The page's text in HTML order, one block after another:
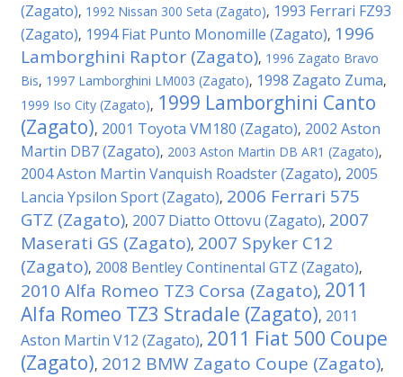
(Zagato), 1992 Nissan 300 Seta (Zagato), 1993 Ferrari FZ93
(Zagato), 1994 Fiat Punto Monomille (Zagato), 1996
Lamborghini Raptor (Zagato), 1996 Zagato Bravo
Bis, 1997 Lamborghini LM003 (Zagato), 1998 Zagato Zuma,
1999 Iso City (Zagato), 1999 Lamborghini Canto
(Zagato), 2001 Toyota VM180 (Zagato), 2002 Aston
Martin DB7 (Zagato), 2003 Aston Martin DB AR1 (Zagato),
2004 Aston Martin Vanquish Roadster (Zagato), 2005
Lancia Ypsilon Sport (Zagato), 2006 Ferrari 575
GTZ (Zagato), 2007 Diatto Ottovu (Zagato), 2007
Maserati GS (Zagato), 2007 Spyker C12
(Zagato), 2008 Bentley Continental GTZ (Zagato),
2010 Alfa Romeo TZ3 Corsa (Zagato), 2011
Alfa Romeo TZ3 Stradale (Zagato), 2011
Aston Martin V12 (Zagato), 2011 Fiat 500 Coupe
(Zagato), 2012 BMW Zagato Coupe (Zagato),